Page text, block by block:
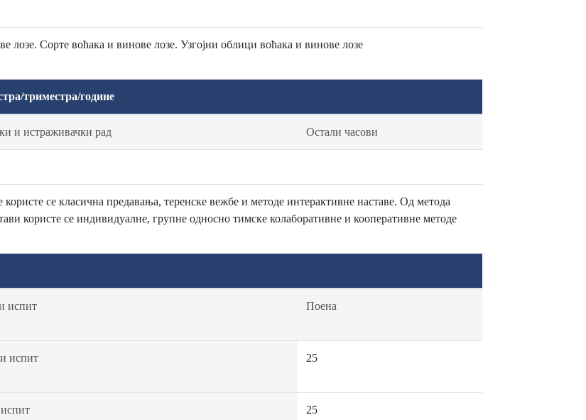
лозе. Сорте воћака и винове лозе. Узгојни облици воћака и винове лозе
триместра/године
и истраживачки рад Остали часови
се класична предавања, теренске вежбе и методе интерактивне наставе. Од метода
користе се индивидуалне, групне односно тимске колаборативне и кооперативне методе
испит Поена
испит 25
25